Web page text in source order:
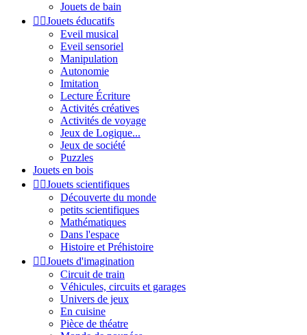
Jouets de bain
 Jouets éducatifs
Eveil musical
Eveil sensoriel
Manipulation
Autonomie
Imitation
Lecture Écriture
Activités créatives
Activités de voyage
Jeux de Logique...
Jeux de société
Puzzles
Jouets en bois
 Jouets scientifiques
Découverte du monde
petits scientifiques
Mathématiques
Dans l'espace
Histoire et Préhistoire
 Jouets d'imagination
Circuit de train
Véhicules, circuits et garages
Univers de jeux
En cuisine
Pièce de théatre